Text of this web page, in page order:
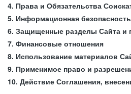
4. Права и Обязательства
5. Информационная
6. Защищенные разделы Сайта и
7. Финансовые отношения
8. Использование материалов
9. Применимое право и
10. Действие Соглашения,